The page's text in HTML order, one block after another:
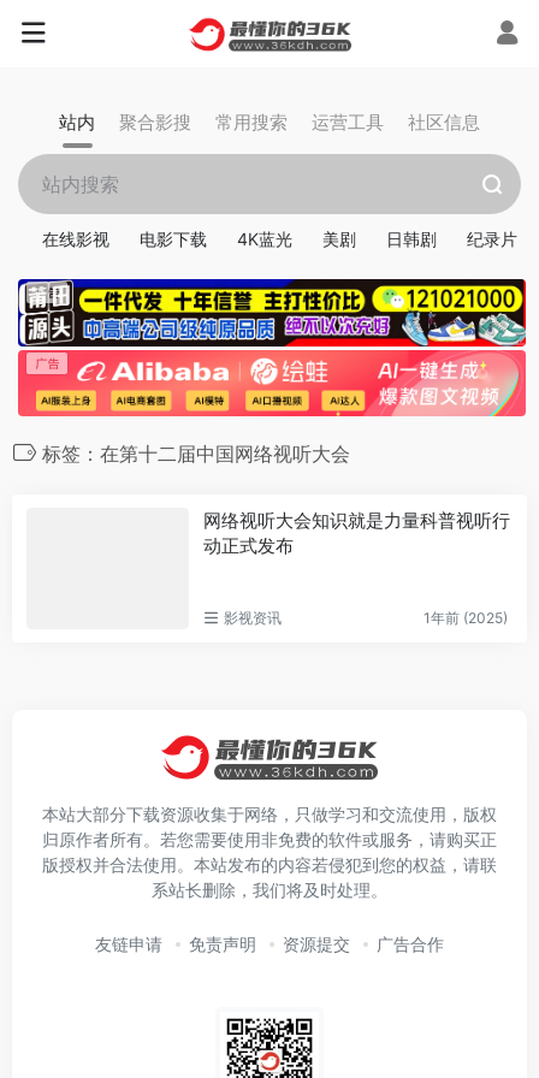
站内 聚合影搜 常用搜索 运营工具 社区信息
在线影视 电影下载 4K蓝光 美剧 日韩剧 纪录片
标签：在第十二届中国网络视听大会
网络视听大会知识就是力量科普视听行
动正式发布
影视资讯 1年前 (2025)
本站大部分下载资源收集于网络，只做学习和交流使用，版权
归原作者所有。若您需要使用非免费的软件或服务，请购买正
版授权并合法使用。本站发布的内容若侵犯到您的权益，请联
系站长删除，我们将及时处理。
友链申请 免责声明 资源提交 广告合作